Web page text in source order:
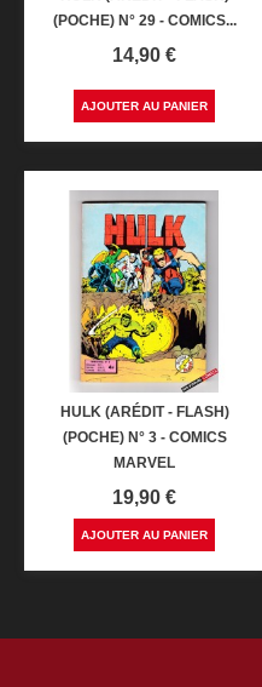
(POCHE) N° 29 - COMICS...
Prix
14,90 €
AJOUTER AU PANIER
HULK (ARÉDIT - FLASH)
(POCHE) N° 3 - COMICS
MARVEL
Prix
19,90 €
AJOUTER AU PANIER